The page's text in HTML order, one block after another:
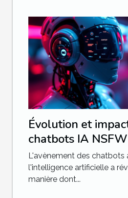
Évolution et
chatbots IA
communication
L'avènement des chatbots
l'intelligence artificielle a
manière dont...